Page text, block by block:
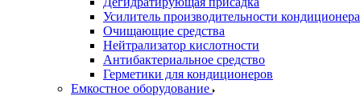
Усилитель производительности кондиционера
Очищающие средства
Нейтрализатор кислотности
Антибактериальное средство
Герметики для кондиционеров
Емкостное оборудование